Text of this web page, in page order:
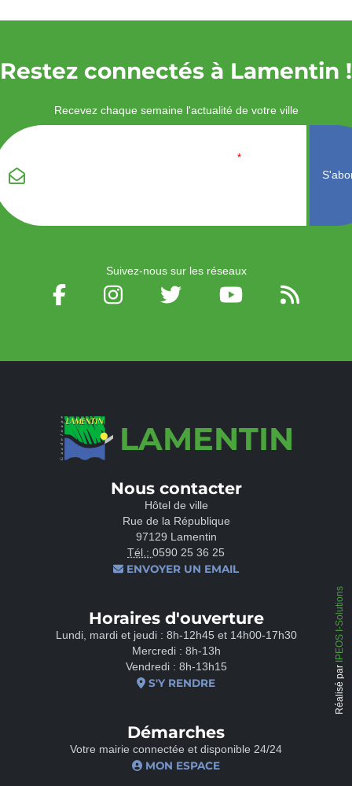
LAMENTIN
Nous contacter
Hôtel de ville
Rue de la République
97129 Lamentin
Tél.: 0590 25 36 25
ENVOYER UN EMAIL
Horaires d'ouverture
Lundi, mardi et jeudi : 8h-12h45 et 14h00-17h30
Mercredi : 8h-13h
Vendredi : 8h-13h15
S'Y RENDRE
Démarches
Votre mairie connectée et disponible 24/24
MON ESPACE
Restez connectés à Lamentin !
Recevez chaque semaine l'actualité de votre ville
*
Suivez-nous sur les réseaux
Réalisé par
IPEOS I-Solutions